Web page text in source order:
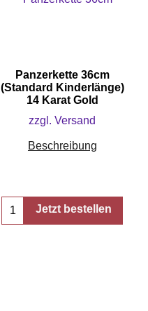
Panzerkette 36cm
(Standard Kinderlänge)
14 Karat Gold
zzgl. Versand
Beschreibung
Jetzt bestellen